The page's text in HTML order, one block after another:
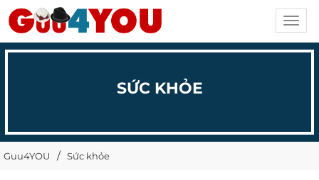
SỨC KHỎE
Guu4YOU Sức khỏe